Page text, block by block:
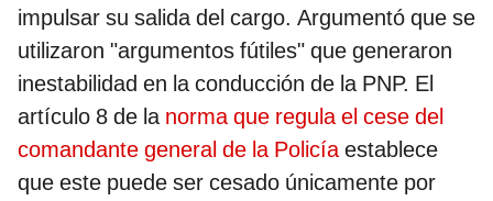
impulsar su salida del cargo. Argumentó que se
utilizaron "argumentos fútiles" que generaron
inestabilidad en la conducción de la PNP. El
artículo 8 de la norma que regula el cese del
comandante general de la Policíaestablece
que este puede ser cesado únicamente por